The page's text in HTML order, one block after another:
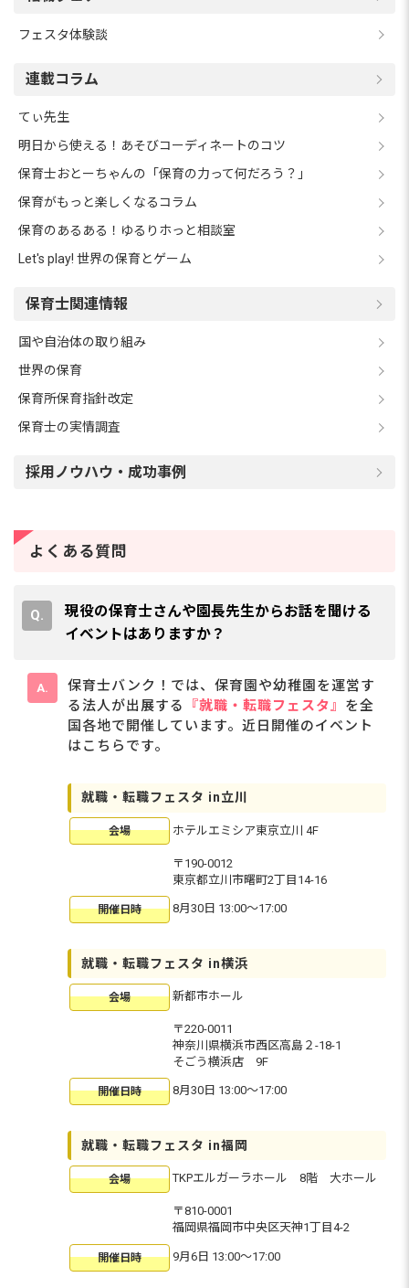
フェスタ体験談
連載コラム
てぃ先生
明日から使える！あそびコーディネートのコツ
保育士おとーちゃんの「保育の力って何だろう？」
保育がもっと楽しくなるコラム
保育のあるある！ゆるりホっと相談室
Let's play! 世界の保育とゲーム
保育士関連情報
国や自治体の取り組み
世界の保育
保育所保育指針改定
保育士の実情調査
採用ノウハウ・成功事例
よくある質問
現役の保育士さんや園長先生からお話を聞ける
イベントはありますか？
保育士バンク！では、保育園や幼稚園を運営す
る法人が出展する
『就職・転職フェスタ』 を全
国各地で開催しています。近日開催のイベント
はこちらです。
就職・転職フェスタ in立川
会場 ホテルエミシア東京立川 4F
〒190-0012
東京都立川市曙町2丁目14-16
開催日時 8月30日 13:00〜17:00
就職・転職フェスタ in横浜
会場 新都市ホール
〒220-0011
神奈川県横浜市西区高島２-18-1
そごう横浜店 9F
開催日時 8月30日 13:00〜17:00
就職・転職フェスタ in福岡
会場 TKPエルガーラホール 8階 大ホール
〒810-0001
福岡県福岡市中央区天神1丁目4-2
開催日時 9月6日 13:00〜17:00